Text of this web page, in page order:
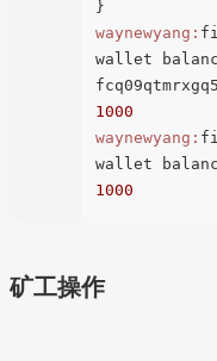
waynewyang:
wallet
1000
waynewyang:
wallet
1000
矿工操作